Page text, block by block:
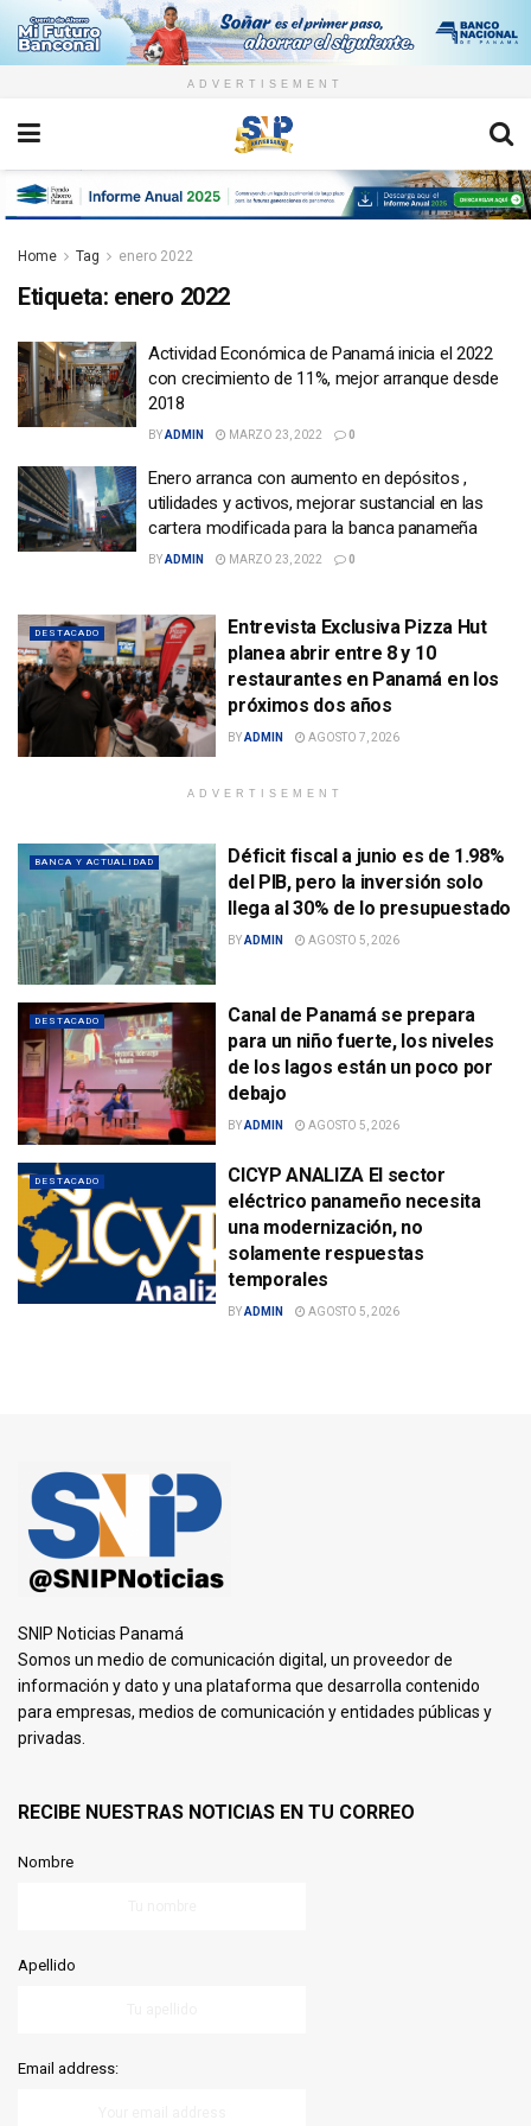
ADVERTISEMENT
Home Tag enero 2022
Etiqueta: enero 2022
Actividad Económica de Panamá inicia el 2022
con crecimiento de 11%, mejor arranque desde
2018
BYADMIN MARZO 23, 2022 0
Enero arranca con aumento en depósitos ,
utilidades y activos, mejorar sustancial en las
cartera modificada para la banca panameña
BYADMIN MARZO 23, 2022 0
DESTACADO
Entrevista Exclusiva Pizza Hut
planea abrir entre 8 y 10
restaurantes en Panamá en los
próximos dos años
BYADMIN AGOSTO 7, 2026
ADVERTISEMENT
BANCA Y ACTUALIDAD
Déficit fiscal a junio es de 1.98%
del PIB, pero la inversión solo
llega al 30% de lo presupuestado
BYADMIN AGOSTO 5, 2026
DESTACADO
Canal de Panamá se prepara
para un niño fuerte, los niveles
de los lagos están un poco por
debajo
BYADMIN AGOSTO 5, 2026
DESTACADO
CICYP ANALIZA El sector
eléctrico panameño necesita
una modernización, no
solamente respuestas
temporales
BYADMIN AGOSTO 5, 2026
SNIP Noticias Panamá
Somos un medio de comunicación digital, un proveedor de
información y dato y una plataforma que desarrolla contenido
para empresas, medios de comunicación y entidades públicas y
privadas.
RECIBE NUESTRAS NOTICIAS EN TU CORREO
Nombre
Apellido
Email address: